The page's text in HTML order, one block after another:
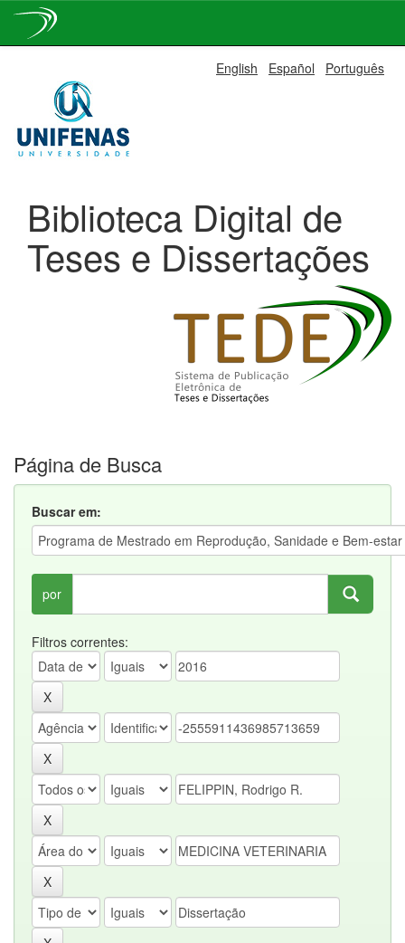
navigation
English Español Português
Biblioteca Digital de
Teses e Dissertações
Página de Busca
Buscar em:
por
Filtros correntes: